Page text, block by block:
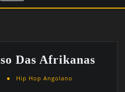
Das Afrikanas
Hip Hop Angolano